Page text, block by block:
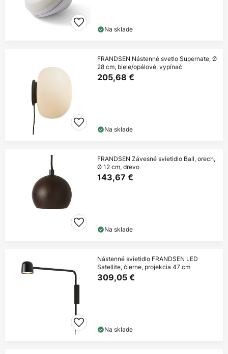
Na sklade
FRANDSEN Nástenné svetlo Supernate, Ø
28 cm, biele/opálové, vypínač
205,68 €
Na sklade
FRANDSEN Závesné svietidlo Ball, orech,
Ø 12 cm, drevo
143,67 €
Na sklade
Nástenné svietidlo FRANDSEN LED
Satellite, čierne, projekcia 47 cm
309,05 €
Na sklade